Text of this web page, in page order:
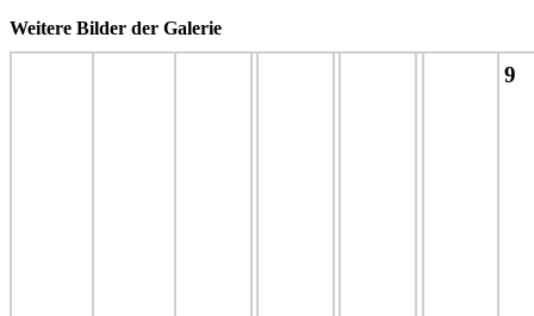
Weitere Bilder der Galerie
9